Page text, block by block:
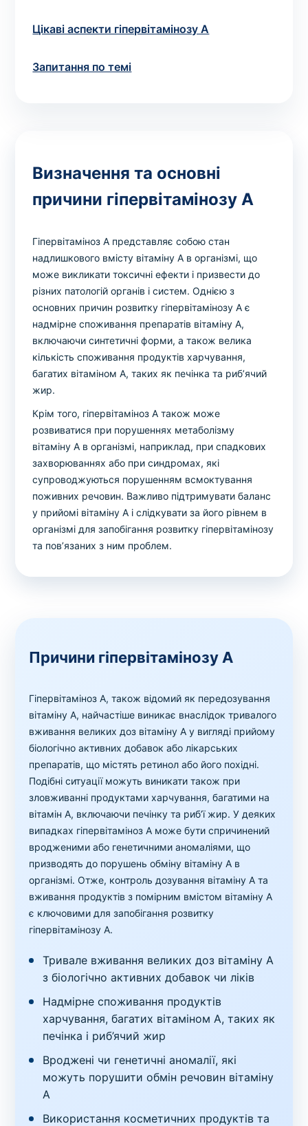
Цікаві аспекти гіпервітамінозу A
Запитання по темі
Визначення та основні
причини гіпервітамінозу А
Гіпервітаміноз А представляє собою стан
надлишкового вмісту вітаміну А в організмі, що
може викликати токсичні ефекти і призвести до
різних патологій органів і систем. Однією з
основних причин розвитку гіпервітамінозу А є
надмірне споживання препаратів вітаміну А,
включаючи синтетичні форми, а також велика
кількість споживання продуктів харчування,
багатих вітаміном А, таких як печінка та риб’ячий
жир.
Крім того, гіпервітаміноз А також може
розвиватися при порушеннях метаболізму
вітаміну А в організмі, наприклад, при спадкових
захворюваннях або при синдромах, які
супроводжуються порушенням всмоктування
поживних речовин. Важливо підтримувати баланс
у прийомі вітаміну А і слідкувати за його рівнем в
організмі для запобігання розвитку гіпервітамінозу
та пов’язаних з ним проблем.
Причини гіпервітамінозу А
Гіпервітаміноз A, також відомий як передозування
вітаміну A, найчастіше виникає внаслідок тривалого
вживання великих доз вітаміну A у вигляді прийому
біологічно активних добавок або лікарських
препаратів, що містять ретинол або його похідні.
Подібні ситуації можуть виникати також при
зловживанні продуктами харчування, багатими на
вітамін A, включаючи печінку та риб’ї жир. У деяких
випадках гіпервітаміноз A може бути спричинений
вродженими або генетичними аномаліями, що
призводять до порушень обміну вітаміну A в
організмі. Отже, контроль дозування вітаміну A та
вживання продуктів з помірним вмістом вітаміну A
є ключовими для запобігання розвитку
гіпервітамінозу A.
Тривале вживання великих доз вітаміну A
з біологічно активних добавок чи ліків
Надмірне споживання продуктів
харчування, багатих вітаміном A, таких як
печінка і риб’ячий жир
Вроджені чи генетичні аномалії, які
можуть порушити обмін речовин вітаміну
A
Використання косметичних продуктів та
Номер телефону*
Оформити замовлення
Якщо ви не знаєте, які аналізи вам необхідні,
* Адміністрація клініки вживає всіх заходів для
своєчасного оновлення розміщеного на сайті прайс-
листа. Проте, щоб уникнути можливих непорозумінь,
рекомендуємо уточнювати вартість та терміни
виконання досліджень за телефонами, вказаними на
сайті.